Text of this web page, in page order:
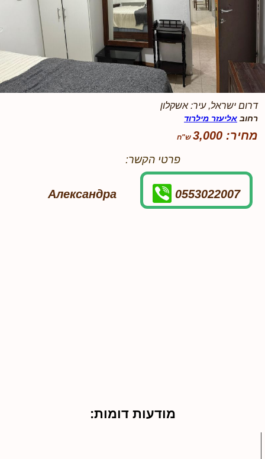
דרום ישראל, עיר: אשקלון
רחוב אליעזר מילרוד
מחיר: 3,000
פרטי הקשר:
0553022007
Александра
מודעות דומות: